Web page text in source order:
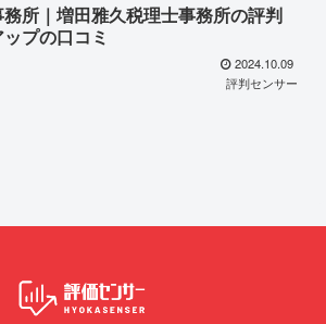
所｜増田雅久税理士事務所の評判
プの口コミ
2024.10.09
評判センサー